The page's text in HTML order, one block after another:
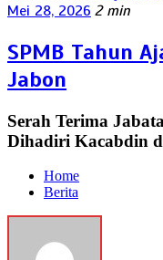
Mei 28, 2026 2 min
SPMB Tahun
Jabon
Serah Terima
Dihadiri Kacabdin
Home
Berita